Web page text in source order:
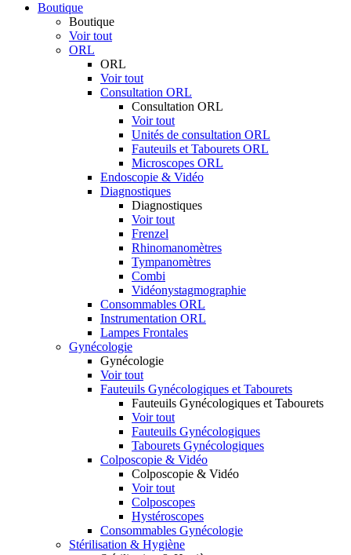
Boutique
Boutique
Voir tout
ORL
ORL
Voir tout
Consultation ORL
Consultation ORL
Voir tout
Unités de consultation ORL
Fauteuils et Tabourets ORL
Microscopes ORL
Endoscopie & Vidéo
Diagnostiques
Diagnostiques
Voir tout
Frenzel
Rhinomanomètres
Tympanomètres
Combi
Vidéonystagmographie
Consommables ORL
Instrumentation ORL
Lampes Frontales
Gynécologie
Gynécologie
Voir tout
Fauteuils Gynécologiques et Tabourets
Fauteuils Gynécologiques et Tabourets
Voir tout
Fauteuils Gynécologiques
Tabourets Gynécologiques
Colposcopie & Vidéo
Colposcopie & Vidéo
Voir tout
Colposcopes
Hystéroscopes
Consommables Gynécologie
Stérilisation & Hygiène